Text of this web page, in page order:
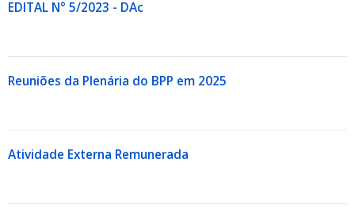
EDITAL N° 5/2023 - DAc
Reuniões da Plenária do BPP em 2025
Atividade Externa Remunerada